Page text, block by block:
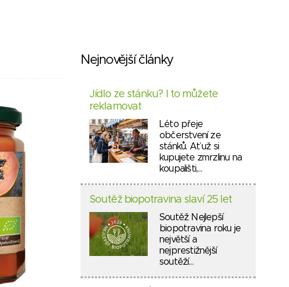
Nejnovější články
Jídlo ze stánku? I to můžete
reklamovat
Léto přeje
občerstvení ze
stánků. Ať už si
kupujete zmrzlinu na
koupališti,…
Soutěž biopotravina slaví 25 let
Soutěž Nejlepší
biopotravina roku je
největší a
nejprestižnější
soutěží…